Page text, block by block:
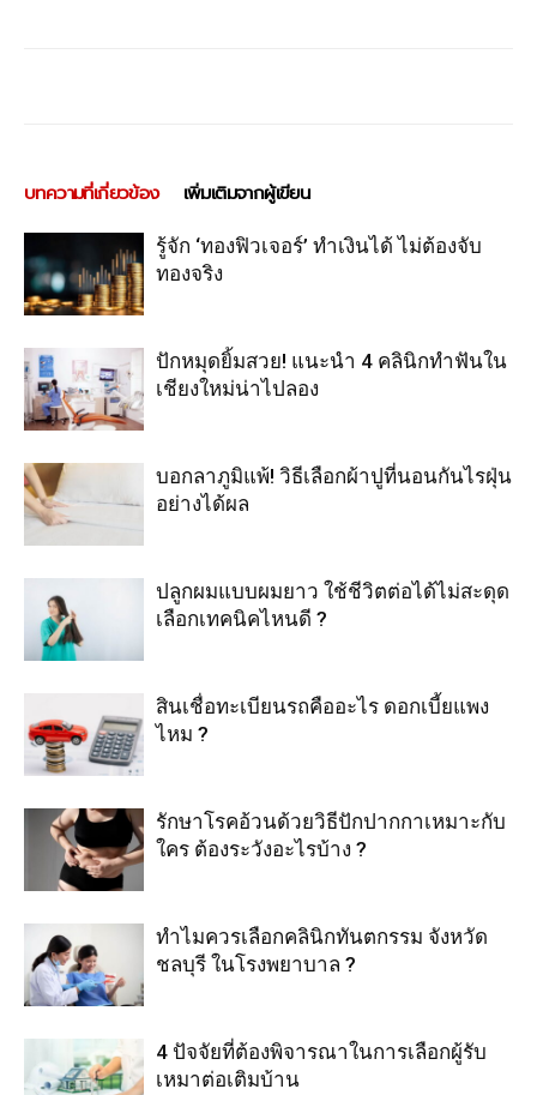
บทความที่เกี่ยวข้อง เพิ่มเติมจากผู้เขียน
รู้จัก ‘ทองฟิวเจอร์’ ทำเงินได้ ไม่ต้องจับ
ทองจริง
ปักหมุดยิ้มสวย! แนะนำ 4 คลินิกทำฟันใน
เชียงใหม่น่าไปลอง
บอกลาภูมิแพ้! วิธีเลือกผ้าปูที่นอนกันไรฝุ่น
อย่างได้ผล
ปลูกผมแบบผมยาว ใช้ชีวิตต่อได้ไม่สะดุด
เลือกเทคนิคไหนดี ?
สินเชื่อทะเบียนรถคืออะไร ดอกเบี้ยแพง
ไหม ?
รักษาโรคอ้วนด้วยวิธีปักปากกาเหมาะกับ
ใคร ต้องระวังอะไรบ้าง ?
ทำไมควรเลือกคลินิกทันตกรรม จังหวัด
ชลบุรี ในโรงพยาบาล ?
4 ปัจจัยที่ต้องพิจารณาในการเลือกผู้รับ
เหมาต่อเติมบ้าน